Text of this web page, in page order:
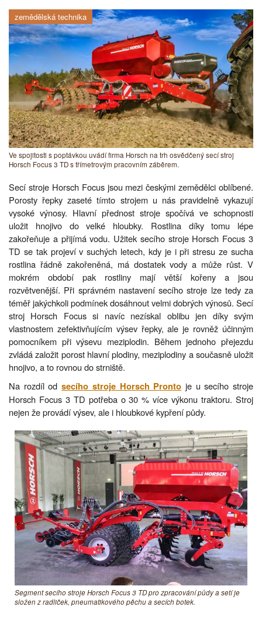
zemědělská technika
Ve spojitosti s poptávkou uvádí firma Horsch na trh osvědčený secí stroj
Horsch Focus 3 TD s třímetrovým pracovním záběrem.
Secí stroje Horsch Focus jsou mezi českými zemědělci oblíbené.
Porosty řepky zaseté tímto strojem u nás pravidelně vykazují
vysoké výnosy. Hlavní přednost stroje spočívá ve schopnosti
uložit hnojivo do velké hloubky. Rostlina díky tomu lépe
zakořeňuje a přijímá vodu. Užitek secího stroje Horsch Focus 3
TD se tak projeví v suchých letech, kdy je i při stresu ze sucha
rostlina řádně zakořeněná, má dostatek vody a může růst. V
mokrém období pak rostliny mají větší kořeny a jsou
rozvětvenější. Při správném nastavení secího stroje lze tedy za
téměř jakýchkoli podmínek dosáhnout velmi dobrých výnosů. Secí
stroj Horsch Focus si navíc nezískal oblibu jen díky svým
vlastnostem zefektivňujícím výsev řepky, ale je rovněž účinným
pomocníkem při výsevu meziplodin. Během jednoho přejezdu
zvládá založit porost hlavní plodiny, meziplodiny a současně uložit
hnojivo, a to rovnou do strniště.
Na rozdíl odsecího stroje Horsch Pronto je u secího stroje
Horsch Focus 3 TD potřeba o 30 % více výkonu traktoru. Stroj
nejen že provádí výsev, ale i hloubkové kypření půdy.
Segment secího stroje Horsch Focus 3 TD pro zpracování půdy a setí je
složen z radliček, pneumatikového pěchu a secích botek.